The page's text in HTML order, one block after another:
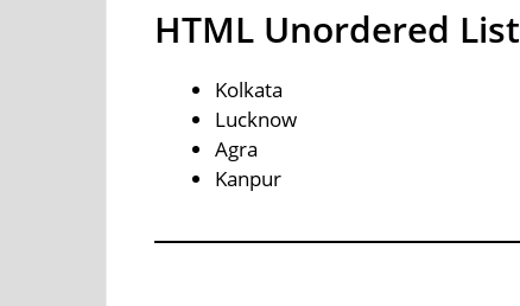
HTML Unordered List
Kolkata
Lucknow
Agra
Kanpur